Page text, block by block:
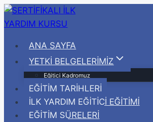
Skip
to
ANA SAYFA
YETKİ BELGELERİMİZ
Eğitici Kadromuz
EĞİTİM TARİHLERİ
İLK YARDIM EĞİTİCİ EĞİTİMİ
EĞİTİM SÜRELERİ